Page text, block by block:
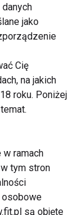
już od
wody zaraz
przez cały
jako
Cię
na jakich
roku. Poniżej
ramach
tym stron
osobowe
są objęte